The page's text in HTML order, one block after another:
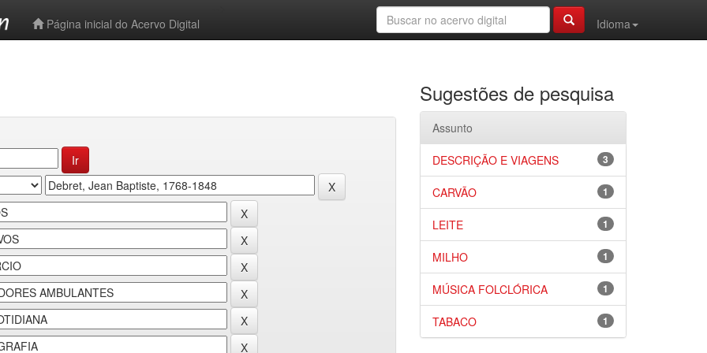
Página inicial do Acervo Digital
Idioma
Sugestões de pesquisa
Assunto
3
DESCRIÇÃO E VIAGENS
1
CARVÃO
1
LEITE
1
MILHO
1
MÚSICA FOLCLÓRICA
1
TABACO